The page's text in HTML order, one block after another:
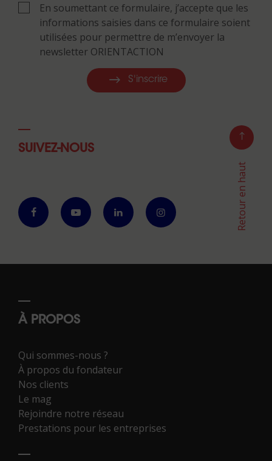
En soumettant ce formulaire, j’accepte que les
informations saisies dans ce formulaire soient
utilisées pour permettre de m’envoyer la
newsletter ORIENTACTION
S'inscrire
SUIVEZ-NOUS
Retour en haut
À PROPOS
Qui sommes-nous ?
À propos du fondateur
Nos clients
Le mag
Rejoindre notre réseau
Prestations pour les entreprises